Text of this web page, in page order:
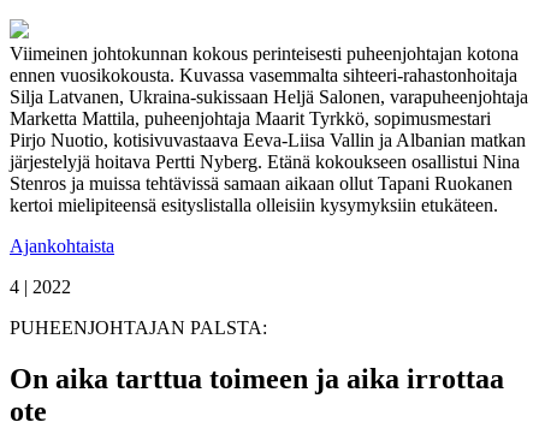
Viimeinen johtokunnan kokous perinteisesti puheenjohtajan kotona
ennen vuosikokousta. Kuvassa vasemmalta sihteeri-rahastonhoitaja
Silja Latvanen, Ukraina-sukissaan Heljä Salonen, varapuheenjohtaja
Marketta Mattila, puheenjohtaja Maarit Tyrkkö, sopimusmestari
Pirjo Nuotio, kotisivuvastaava Eeva-Liisa Vallin ja Albanian matkan
järjestelyjä hoitava Pertti Nyberg. Etänä kokoukseen osallistui Nina
Stenros ja muissa tehtävissä samaan aikaan ollut Tapani Ruokanen
kertoi mielipiteensä esityslistalla olleisiin kysymyksiin etukäteen.
Ajankohtaista
4 | 2022
PUHEENJOHTAJAN PALSTA:
On aika tarttua toimeen ja aika irrottaa
ote